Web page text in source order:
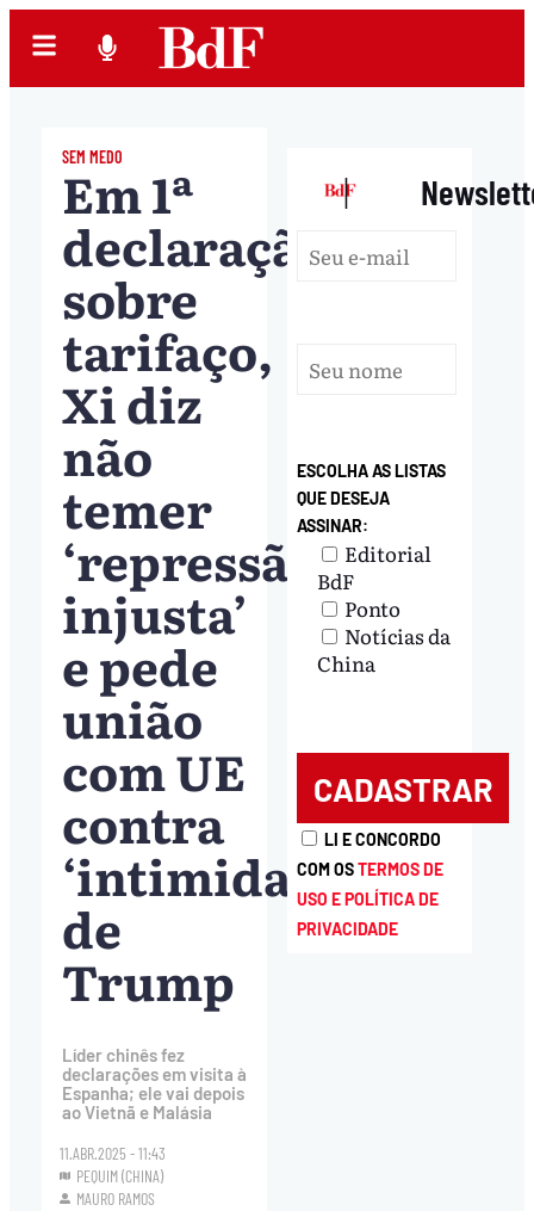
SEM MEDO
Em 1ª
declaração
sobre
tarifaço,
Xi diz
não
temer
‘repressão
injusta’
e pede
união
com UE
contra
‘intimidação’
de
Trump
Líder chinês fez
declarações em visita à
Espanha; ele vai depois
ao Vietnã e Malásia
11.ABR.2025 - 11:43
PEQUIM (CHINA)
MAURO RAMOS
|
ESCOLHA AS LISTAS
QUE DESEJA
ASSINAR:
Editorial
BdF
Ponto
Notícias da
China
LI E CONCORDO
COM OSTERMOS DE
USO E POLÍTICA DE
PRIVACIDADE